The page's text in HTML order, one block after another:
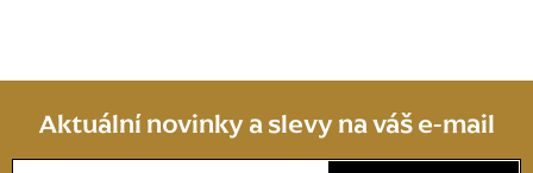
u
Aktuální novinky a slevy na váš e-mail